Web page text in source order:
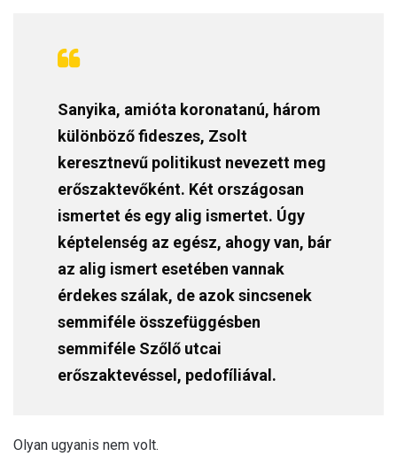
Sanyika, amióta koronatanú, három
különböző fideszes, Zsolt
keresztnevű politikust nevezett meg
erőszaktevőként. Két országosan
ismertet és egy alig ismertet. Úgy
képtelenség az egész, ahogy van, bár
az alig ismert esetében vannak
érdekes szálak, de azok sincsenek
semmiféle összefüggésben
semmiféle Szőlő utcai
erőszaktevéssel, pedofíliával.
Olyan ugyanis nem volt.